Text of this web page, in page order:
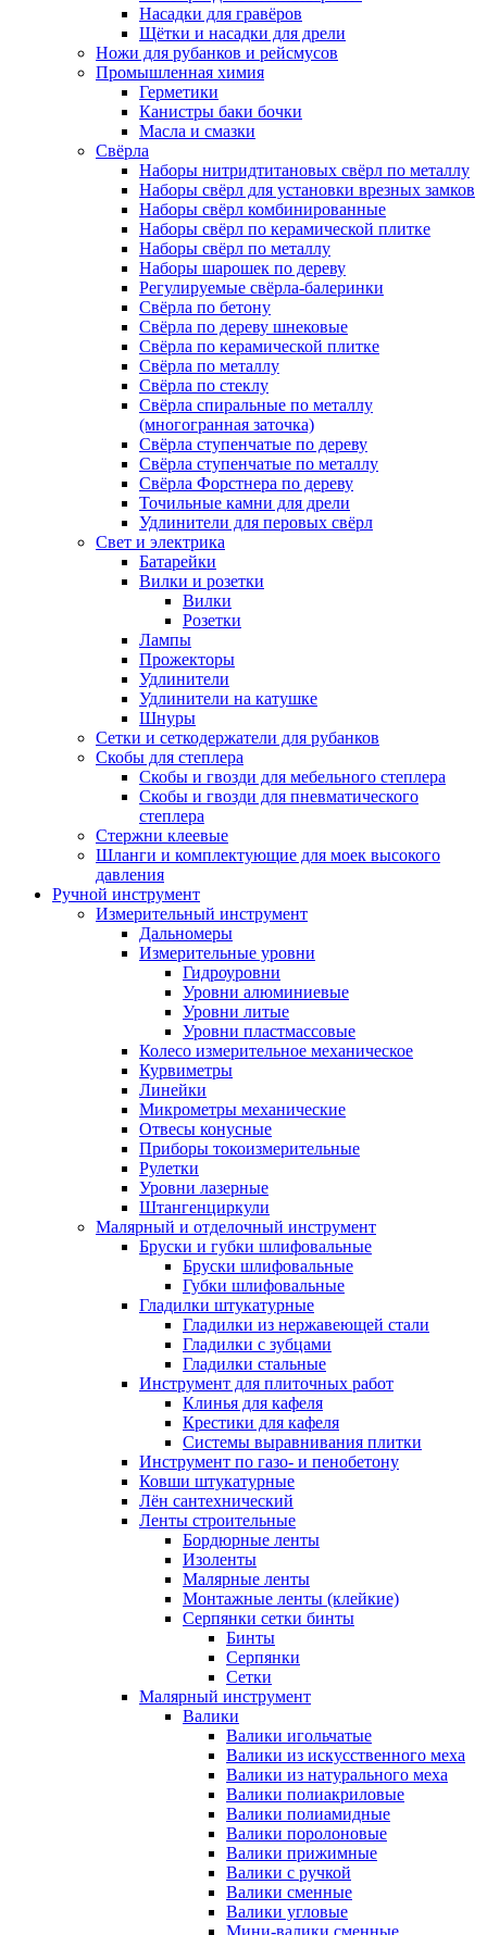
Насадки для гравёров
Щётки и насадки для дрели
Ножи для рубанков и рейсмусов
Промышленная химия
Герметики
Канистры баки бочки
Масла и смазки
Свёрла
Наборы нитридтитановых свёрл по металлу
Наборы свёрл для установки врезных замков
Наборы свёрл комбинированные
Наборы свёрл по керамической плитке
Наборы свёрл по металлу
Наборы шарошек по дереву
Регулируемые свёрла-балеринки
Свёрла по бетону
Свёрла по дереву шнековые
Свёрла по керамической плитке
Свёрла по металлу
Свёрла по стеклу
Свёрла спиральные по металлу
(многогранная заточка)
Свёрла ступенчатые по дереву
Свёрла ступенчатые по металлу
Свёрла Форстнера по дереву
Точильные камни для дрели
Удлинители для перовых свёрл
Свет и электрика
Батарейки
Вилки и розетки
Вилки
Розетки
Лампы
Прожекторы
Удлинители
Удлинители на катушке
Шнуры
Сетки и сеткодержатели для рубанков
Скобы для степлера
Скобы и гвозди для мебельного степлера
Скобы и гвозди для пневматического
степлера
Стержни клеевые
Шланги и комплектующие для моек высокого
давления
Ручной инструмент
Измерительный инструмент
Дальномеры
Измерительные уровни
Гидроуровни
Уровни алюминиевые
Уровни литые
Уровни пластмассовые
Колесо измерительное механическое
Курвиметры
Линейки
Микрометры механические
Отвесы конусные
Приборы токоизмерительные
Рулетки
Уровни лазерные
Штангенциркули
Малярный и отделочный инструмент
Бруски и губки шлифовальные
Бруски шлифовальные
Губки шлифовальные
Гладилки штукатурные
Гладилки из нержавеющей стали
Гладилки с зубцами
Гладилки стальные
Инструмент для плиточных работ
Клинья для кафеля
Крестики для кафеля
Системы выравнивания плитки
Инструмент по газо- и пенобетону
Ковши штукатурные
Лён сантехнический
Ленты строительные
Бордюрные ленты
Изоленты
Малярные ленты
Монтажные ленты (клейкие)
Серпянки сетки бинты
Бинты
Серпянки
Сетки
Малярный инструмент
Валики
Валики игольчатые
Валики из искусственного меха
Валики из натурального меха
Валики полиакриловые
Валики полиамидные
Валики поролоновые
Валики прижимные
Валики с ручкой
Валики сменные
Валики угловые
Мини-валики сменные